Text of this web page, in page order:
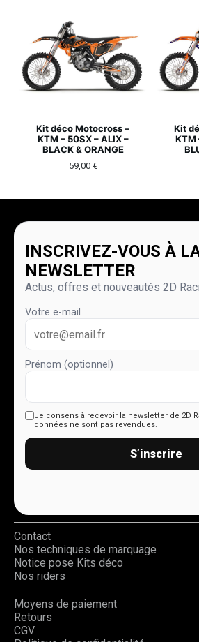
Kit déco Motocross –
KTM – 50SX – ALIX –
BLACK & ORANGE
59,00 €
Kit
KTM
INSCRIVEZ-VOUS À
NEWSLETTER
Actus, offres et nouveautés 2D
Votre e-mail
Prénom (optionnel)
Je consens à recevoir la newsletter de 2D
données ne sont pas revendues.
S’inscrire
Contact
Nos techniques de marquage
Notice pose Kits déco
Nos riders
Moyens de paiement
Retours
CGV